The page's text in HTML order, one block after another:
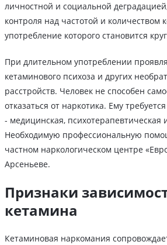
личностной и социальной
контроля над частотой и количеством
употребление которого становится
При длительном употреблении
кетаминового психоза и других
расстройств. Человек не способен
отказаться от наркотика. Ему
- медицинская, психотерапевтическая
Необходимую профессиональную
частном наркологическом центре
Арсеньеве.
Признаки
кетамина
Кетаминовая наркомания